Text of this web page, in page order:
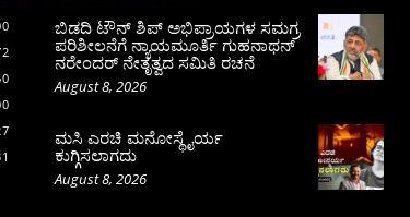
ಬಿಡದಿ ಟೌನ್ ಶಿಪ್ ಅಭಿಪ್ರಾಯಗಳ ಸಮಗ್ರ
ಪರಿಶೀಲನೆಗೆ ನ್ಯಾಯಮೂರ್ತಿ ಗುಹನಾಥನ್
ನರೇಂದರ್ ನೇತೃತ್ವದ ಸಮಿತಿ ರಚನೆ
August 8, 2026
ಮಸಿ ಎರಚಿ ಮನೋಸ್ಥೈರ್ಯ
ಕುಗ್ಗಿಸಲಾಗದು
August 8, 2026